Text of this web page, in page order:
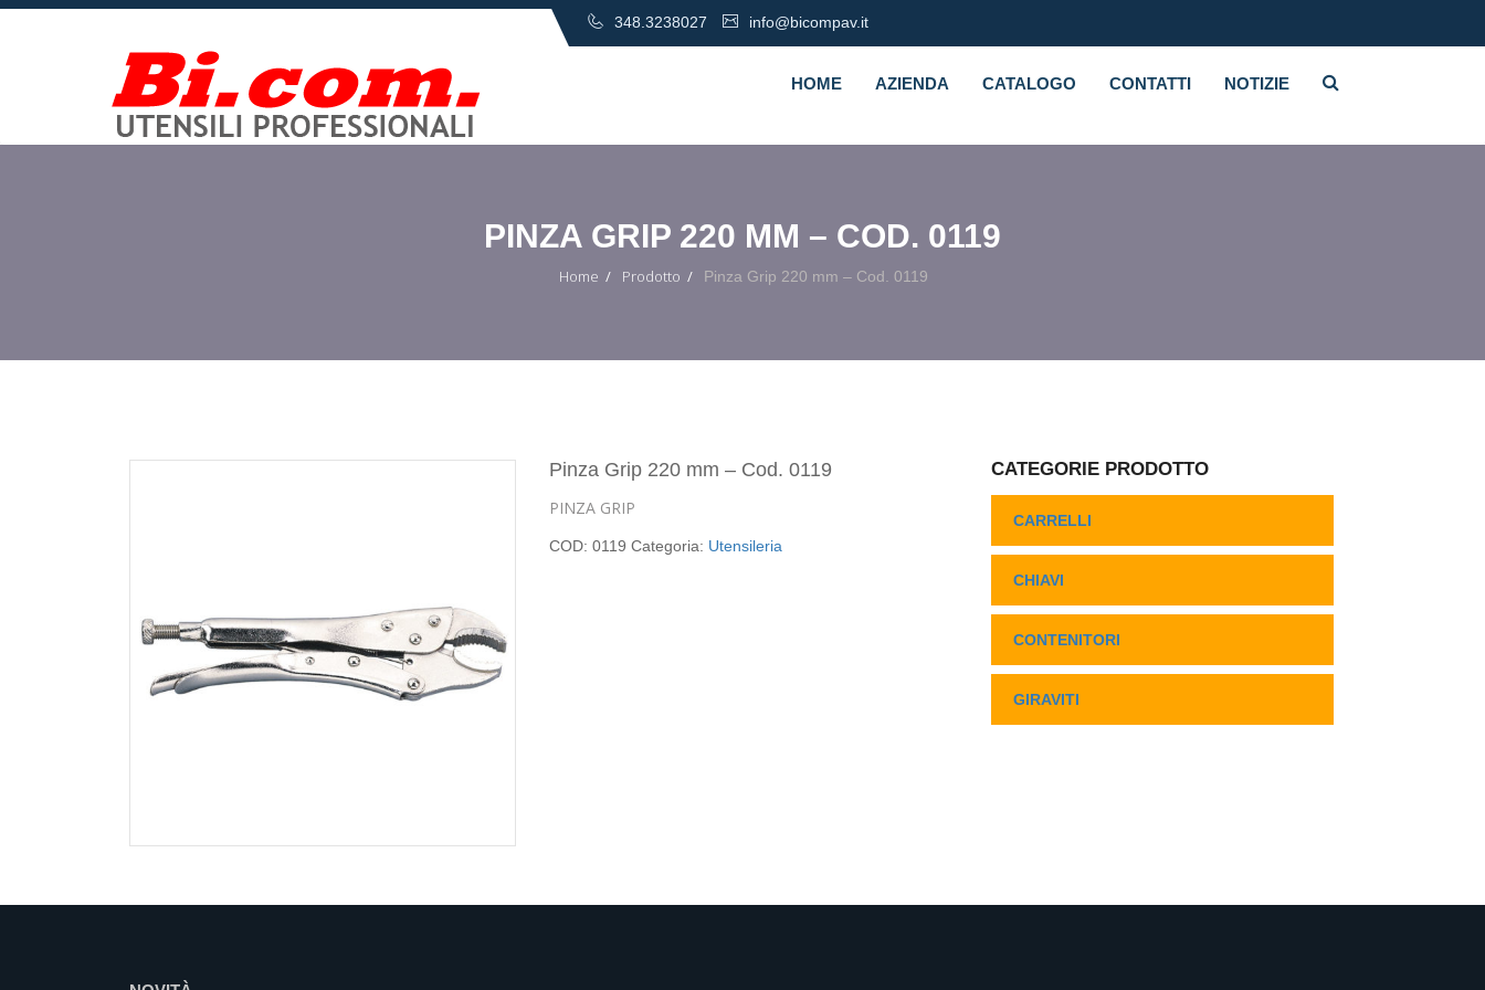
348.3238027 info@bicompav.it
HOME AZIENDA CATALOGO CONTATTI NOTIZIE
PINZA GRIP 220 MM – COD. 0119
Home Prodotto Pinza Grip 220 mm – Cod. 0119
Pinza Grip 220 mm – Cod. 0119
PINZA GRIP
COD: 0119 Categoria: Utensileria
CATEGORIE PRODOTTO
CARRELLI
CHIAVI
CONTENITORI
GIRAVITI